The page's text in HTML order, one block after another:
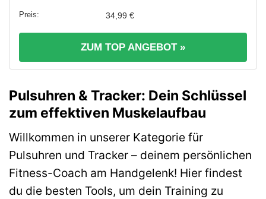
34,99 €
ZUM TOP ANGEBOT »
Pulsuhren & Tracker: Dein Schlüssel
zum effektiven Muskelaufbau
Willkommen in unserer Kategorie für
Pulsuhren und Tracker – deinem persönlichen
Fitness-Coach am Handgelenk! Hier findest
du die besten Tools, um dein Training zu